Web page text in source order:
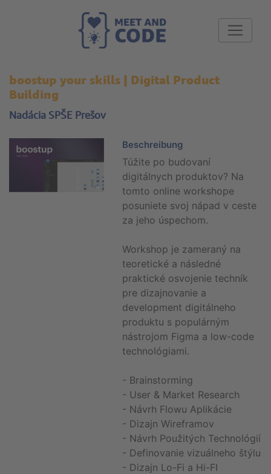
boostup your skills | Digital Product
Building
Nadácia SPŠE Prešov
Beschreibung
Túžite po budovaní
digitálnych produktov? Na
tomto online workshope
posuniete svoj nápad v ceste
za jeho úspechom.
Workshop je zameraný na
teoretické a následné
praktické osvojenie techník
pre dizajnovanie a
development digitálneho
produktu s populárným
nástrojom Figma a low-code
technológiami.
- Brainstorming
- User & Market Research
- Návrh Flowu Aplikácie
- Dizajn Wireframov
- Návrh Použitých Technológií
- Definovanie vizuálneho štýlu
- Dizajn Lo-Fi a Hi-FI